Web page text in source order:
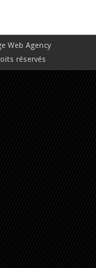
Web Agency
réservés